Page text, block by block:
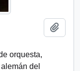
orquesta,
del